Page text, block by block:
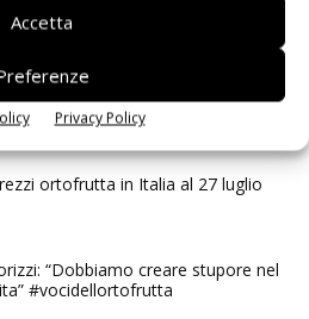
Accetta
Privacy Policy
continua la conversione dei punti di
è Metis… e può rivoluzionare la
ortofrutta in Italia al 27 luglio
“Dobbiamo creare stupore nel
#vocidellortofrutta